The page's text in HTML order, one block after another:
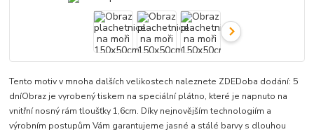
Tento motiv v mnoha dalších velikostech naleznete ZDEDoba dodání: 5
dníObraz je vyrobený tiskem na speciální plátno, které je napnuto na
vnitřní nosný rám tloušťky 1,6cm. Díky nejnovějším technologiím a
výrobním postupům Vám garantujeme jasné a stálé barvy s dlouhou